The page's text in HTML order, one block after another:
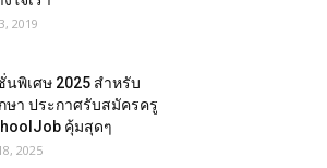
2019
นพิเศษ 2025 สำหรับ
ษา ประกาศรับสมัครครู
คุ้มสุดๆ
2025